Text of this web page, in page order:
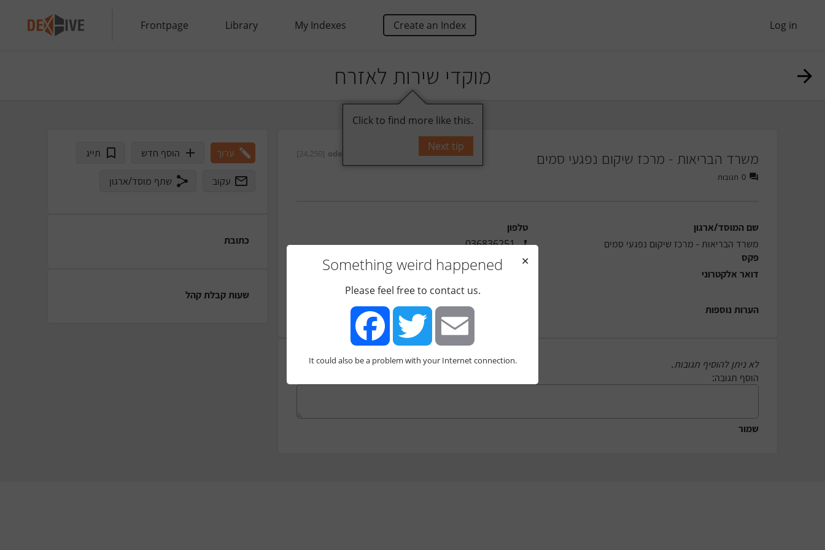
Frontpage Library My Indexes Create an Index Log in
מוקדי שירות לאזרח
משרד הבריאות - מרכז שיקום נפגעי סמים oded
[24,250]
0 תגובות
שם המוסד/ארגון
משרד הבריאות - מרכז שיקום נפגעי סמים
טלפון
036836251
פקס
אתר
דואר אלקטרוני
הערות נוספות
לא ניתן להוסיף תגובות.
הוסף תגובה:
שמור
ערוך הוסף חדש תייג
עקוב שתף מוסד/ארגון
כתובת
שעות קבלת קהל
Something weird happened ✕
Please feel free to contact us.
FacebookTwitter Email
It could also be a problem with your Internet connection.
Click to find more like this.
Next tip